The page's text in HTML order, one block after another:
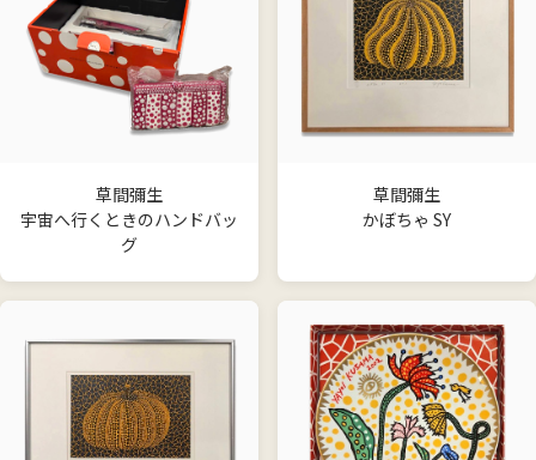
草間彌生
宇宙へ行くときのハンドバッ
グ
草間彌生
かぼちゃ SY